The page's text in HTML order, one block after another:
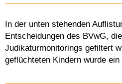
In der unten stehenden
Entscheidungen des BVwG,
Judikaturmonitorings gefiltert
geflüchteten Kindern wurde ein